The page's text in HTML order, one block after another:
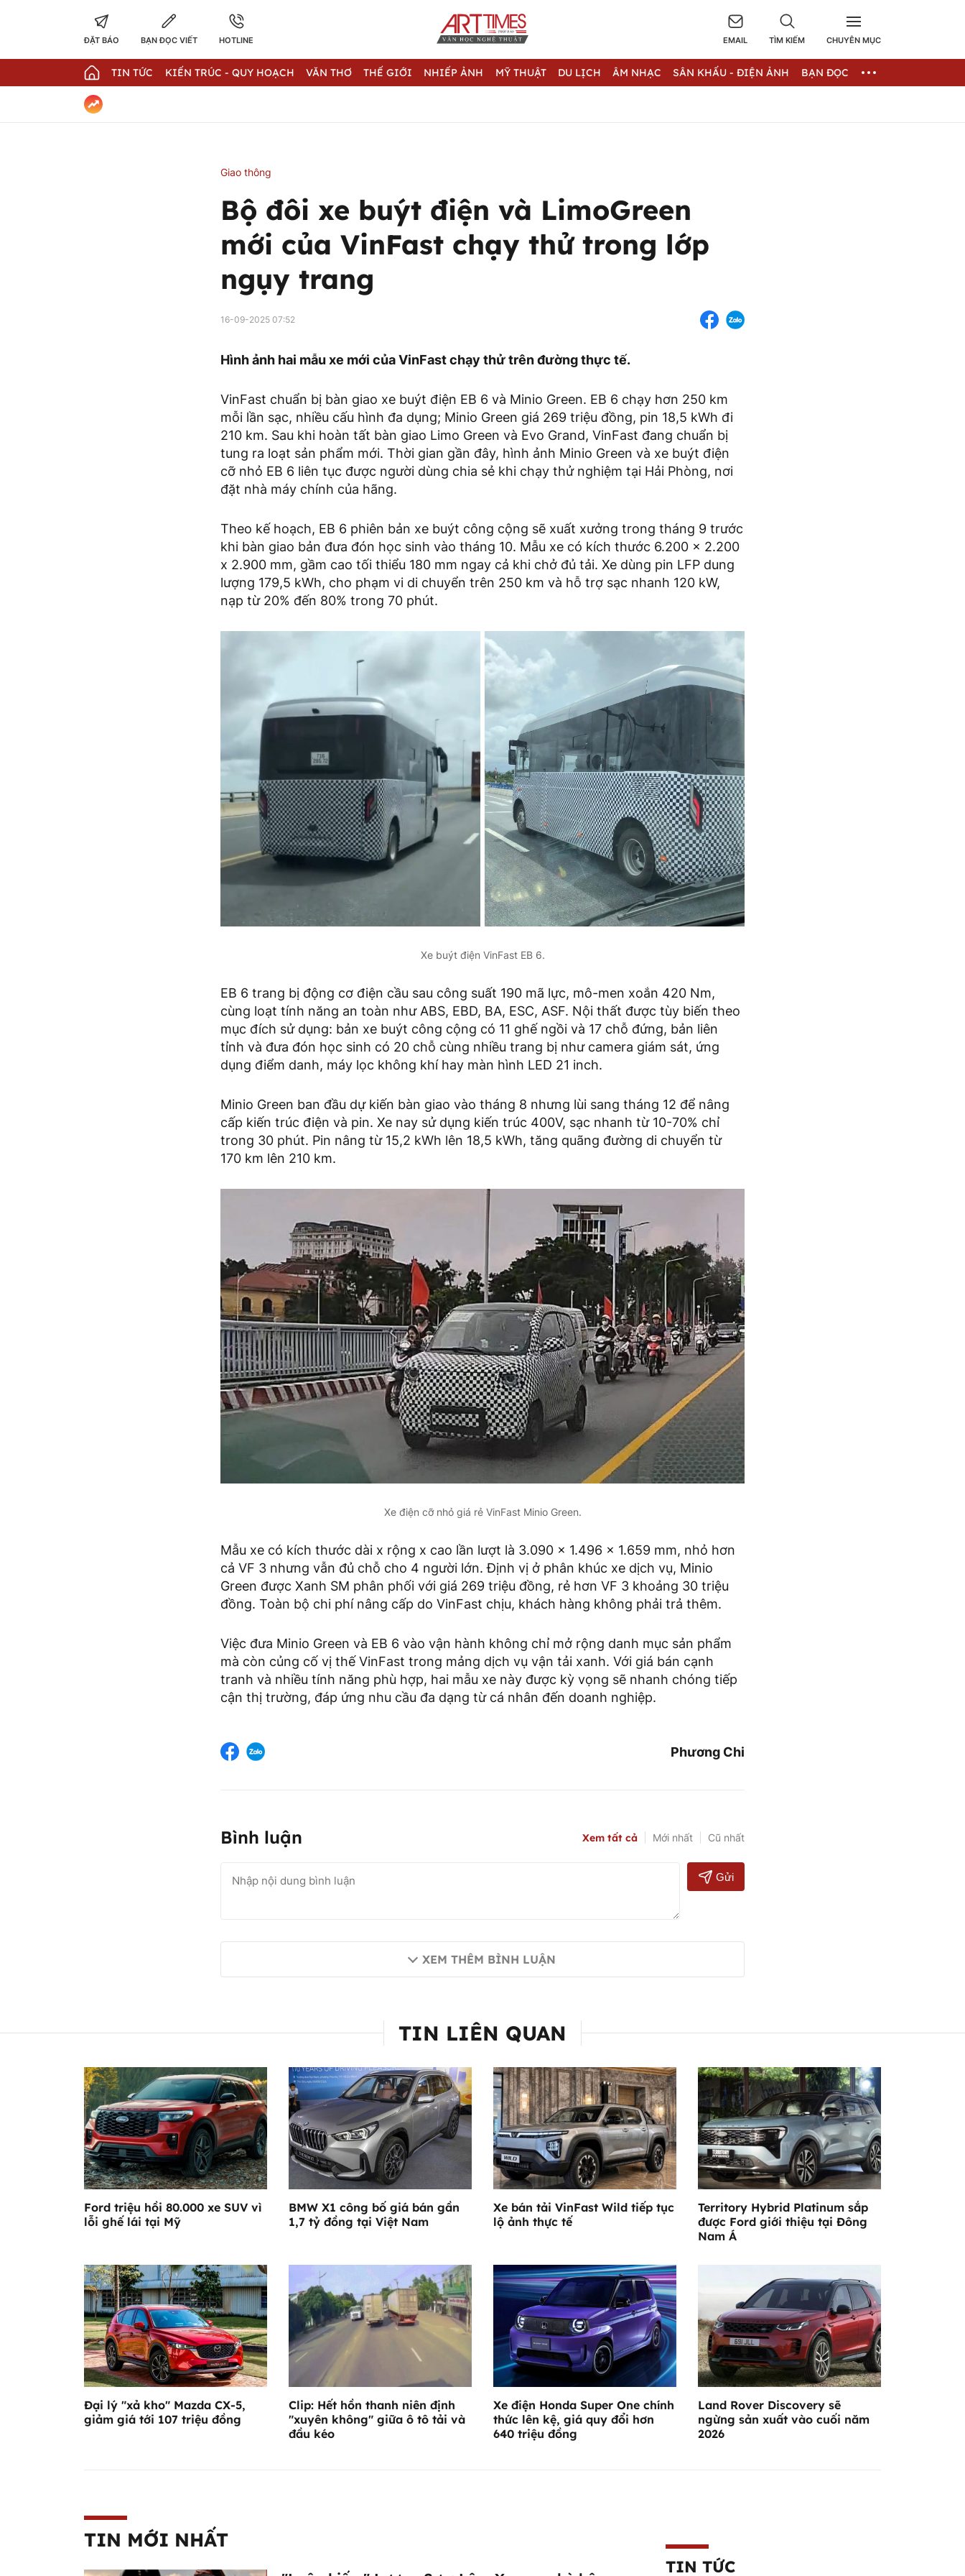
ĐẶT BÁO BẠN ĐỌC VIẾT HOTLINE EMAIL TÌM KIẾM CHUYÊN MỤC
TIN TỨC KIẾN TRÚC - QUY HOẠCH VĂN THƠ THẾ GIỚI NHIẾP ẢNH MỸ THUẬT DU LỊCH ÂM NHẠC SÂN KHẤU - ĐIỆN ẢNH BẠN ĐỌC
Giao thông
Bộ đôi xe buýt điện và LimoGreen
mới của VinFast chạy thử trong lớp
ngụy trang
16-09-2025 07:52
Hình ảnh hai mẫu xe mới của VinFast chạy thử trên đường thực tế.
VinFast chuẩn bị bàn giao xe buýt điện EB 6 và Minio Green. EB 6 chạy hơn 250 km
mỗi lần sạc, nhiều cấu hình đa dụng; Minio Green giá 269 triệu đồng, pin 18,5 kWh đi
210 km. Sau khi hoàn tất bàn giao Limo Green và Evo Grand, VinFast đang chuẩn bị
tung ra loạt sản phẩm mới. Thời gian gần đây, hình ảnh Minio Green và xe buýt điện
cỡ nhỏ EB 6 liên tục được người dùng chia sẻ khi chạy thử nghiệm tại Hải Phòng, nơi
đặt nhà máy chính của hãng.
Theo kế hoạch, EB 6 phiên bản xe buýt công cộng sẽ xuất xưởng trong tháng 9 trước
khi bàn giao bản đưa đón học sinh vào tháng 10. Mẫu xe có kích thước 6.200 x 2.200
x 2.900 mm, gầm cao tối thiểu 180 mm ngay cả khi chở đủ tải. Xe dùng pin LFP dung
lượng 179,5 kWh, cho phạm vi di chuyển trên 250 km và hỗ trợ sạc nhanh 120 kW,
nạp từ 20% đến 80% trong 70 phút.
Xe buýt điện VinFast EB 6.
EB 6 trang bị động cơ điện cầu sau công suất 190 mã lực, mô-men xoắn 420 Nm,
cùng loạt tính năng an toàn như ABS, EBD, BA, ESC, ASF. Nội thất được tùy biến theo
mục đích sử dụng: bản xe buýt công cộng có 11 ghế ngồi và 17 chỗ đứng, bản liên
tỉnh và đưa đón học sinh có 20 chỗ cùng nhiều trang bị như camera giám sát, ứng
dụng điểm danh, máy lọc không khí hay màn hình LED 21 inch.
Minio Green ban đầu dự kiến bàn giao vào tháng 8 nhưng lùi sang tháng 12 để nâng
cấp kiến trúc điện và pin. Xe nay sử dụng kiến trúc 400V, sạc nhanh từ 10-70% chỉ
trong 30 phút. Pin nâng từ 15,2 kWh lên 18,5 kWh, tăng quãng đường di chuyển từ
170 km lên 210 km.
Xe điện cỡ nhỏ giá rẻ VinFast Minio Green.
Mẫu xe có kích thước dài x rộng x cao lần lượt là 3.090 x 1.496 x 1.659 mm, nhỏ hơn
cả VF 3 nhưng vẫn đủ chỗ cho 4 người lớn. Định vị ở phân khúc xe dịch vụ, Minio
Green được Xanh SM phân phối với giá 269 triệu đồng, rẻ hơn VF 3 khoảng 30 triệu
đồng. Toàn bộ chi phí nâng cấp do VinFast chịu, khách hàng không phải trả thêm.
Việc đưa Minio Green và EB 6 vào vận hành không chỉ mở rộng danh mục sản phẩm
mà còn củng cố vị thế VinFast trong mảng dịch vụ vận tải xanh. Với giá bán cạnh
tranh và nhiều tính năng phù hợp, hai mẫu xe này được kỳ vọng sẽ nhanh chóng tiếp
cận thị trường, đáp ứng nhu cầu đa dạng từ cá nhân đến doanh nghiệp.
Phương Chi
Bình luận Xem tất cả Mới nhất Cũ nhất
Gửi
XEM THÊM BÌNH LUẬN
TIN LIÊN QUAN
Ford triệu hồi 80.000 xe SUV vì
lỗi ghế lái tại Mỹ
BMW X1 công bố giá bán gần
1,7 tỷ đồng tại Việt Nam
Xe bán tải VinFast Wild tiếp tục
lộ ảnh thực tế
Territory Hybrid Platinum sắp
được Ford giới thiệu tại Đông
Nam Á
Đại lý "xả kho" Mazda CX-5,
giảm giá tới 107 triệu đồng
Clip: Hết hồn thanh niên định
"xuyên không" giữa ô tô tải và
đầu kéo
Xe điện Honda Super One chính
thức lên kệ, giá quy đổi hơn
640 triệu đồng
Land Rover Discovery sẽ
ngừng sản xuất vào cuối năm
2026
TIN MỚI NHẤT
TIN TỨC